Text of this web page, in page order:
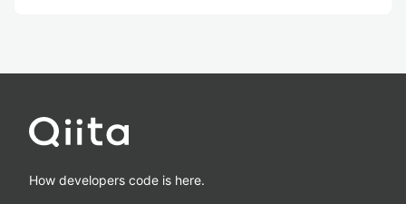
How developers code is here.